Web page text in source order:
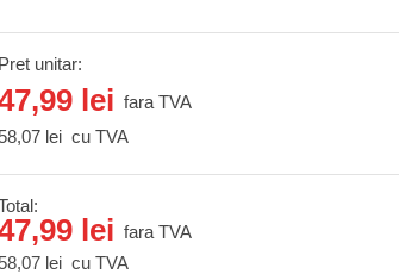
Pret unitar:
lei fara TVA
58,07 lei cu TVA
lei fara TVA
58,07 lei cu TVA